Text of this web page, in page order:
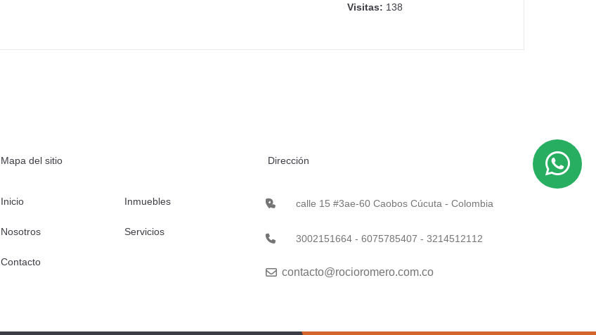
Visitas: 138
Mapa del sitio
Inicio Inmuebles
Nosotros Servicios
Contacto
Dirección
calle 15 #3ae-60 Caobos Cúcuta - Colombia
3002151664 - 6075785407 - 3214512112
contacto@rocioromero.com.co